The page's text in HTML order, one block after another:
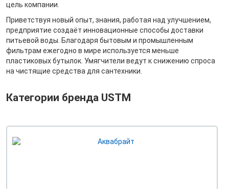
цель компании.
Приветствуя новый опыт, знания, работая над улучшением,
предприятие создаёт инновационные способы доставки
питьевой воды. Благодаря бытовым и промышленным
фильтрам ежегодно в мире используется меньше
пластиковых бутылок. Умягчители ведут к снижению спроса
на чистящие средства для сантехники.
Категории бренда USTM